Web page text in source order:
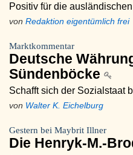
Positiv für die
von Redaktion eigentümlich frei
Marktkommentar
Deutsche
Sündenböcke
Schafft sich der Sozialstaat
von Walter K. Eichelburg
Gestern bei Maybrit Illner
Die Henryk-M.-